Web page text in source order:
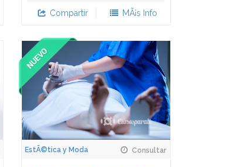
Compartir MÃ¡s Info
EstÃ©tica y Moda Consultar